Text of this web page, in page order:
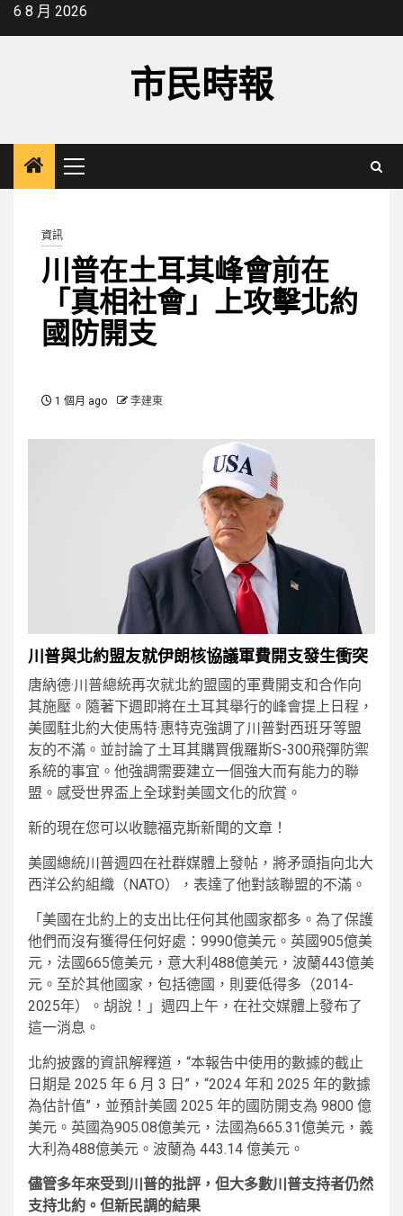
Skip6 8 月 2026
市民時報
Primary
Menu
資訊
川普在土耳其峰會前在
「真相社會」上攻擊北約
國防開支
1 個月 ago 李建東
川普與北約盟友就伊朗核協議軍費開支發生衝突
唐納德·川普總統再次就北約盟國的軍費開支和合作向
其施壓。隨著下週即將在土耳其舉行的峰會提上日程，
美國駐北約大使馬特·惠特克強調了川普對西班牙等盟
友的不滿。並討論了土耳其購買俄羅斯S-300飛彈防禦
系統的事宜。他強調需要建立一個強大而有能力的聯
盟。感受世界盃上全球對美國文化的欣賞。
新的現在您可以收聽福克斯新聞的文章！
美國總統川普週四在社群媒體上發帖，將矛頭指向北大
西洋公約組織（NATO），表達了他對該聯盟的不滿。
「美國在北約上的支出比任何其他國家都多。為了保護
他們而沒有獲得任何好處：9990億美元。英國905億美
元，法國665億美元，意大利488億美元，波蘭443億美
元。至於其他國家，包括德國，則要低得多（2014-
2025年）。胡說！」週四上午，在社交媒體上發布了
這一消息。
北約披露的資訊解釋道，“本報告中使用的數據的截止
日期是 2025 年 6 月 3 日”，“2024 年和 2025 年的數據
為估計值”，並預計美國 2025 年的國防開支為 9800 億
美元。英國為905.08億美元，法國為665.31億美元，義
大利為488億美元。波蘭為 443.14 億美元。
儘管多年來受到川普的批評，但大多數川普支持者仍然
支持北約。但新民調的結果